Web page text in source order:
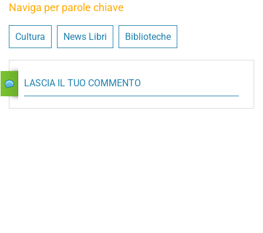
Naviga per parole chiave
Cultura News Libri Biblioteche
LASCIA IL TUO COMMENTO